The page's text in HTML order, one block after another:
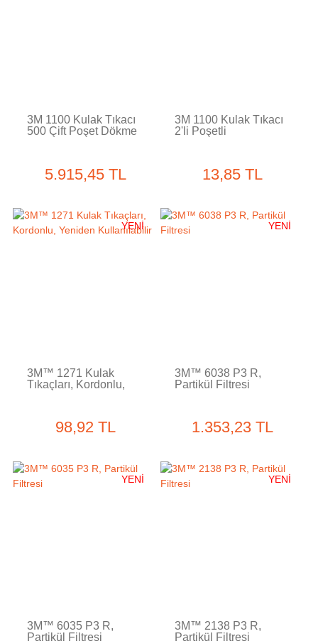
3M 1100 Kulak Tıkacı
500 Çift Poşet Dökme
5.915,45 TL
3M 1100 Kulak Tıkacı
2'li Poşetli
13,85 TL
YENİ
3M™ 1271 Kulak
Tıkaçları, Kordonlu,
98,92 TL
YENİ
3M™ 6038 P3 R,
Partikül Filtresi
1.353,23 TL
YENİ
3M™ 6035 P3 R,
Partikül Filtresi
YENİ
3M™ 2138 P3 R,
Partikül Filtresi